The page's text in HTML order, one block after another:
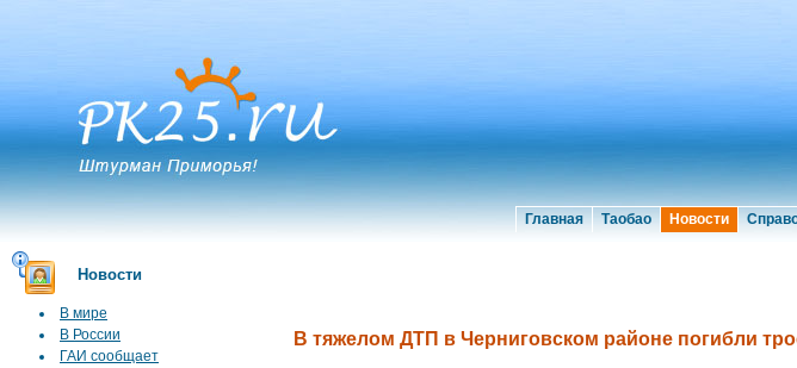
Главная Таобао Новости
Новости
В мире
В России
ГАИ сообщает
В тяжелом ДТП в Черниговском районе погибли